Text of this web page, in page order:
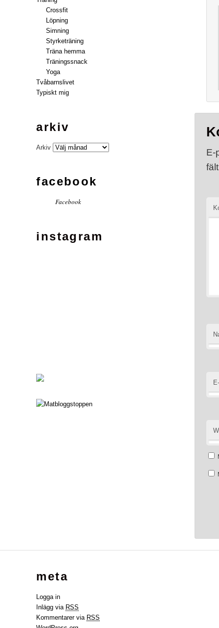
E-
Crossfit
Löpning
Simning
Styrketräning
Träna hemma
Träningssnack
Yoga
Tvåbarnslivet
Typiskt mig
arkiv
Arkiv
facebook
Facebook
instagram
meta
Logga in
Inlägg via RSS
Kommentarer via RSS